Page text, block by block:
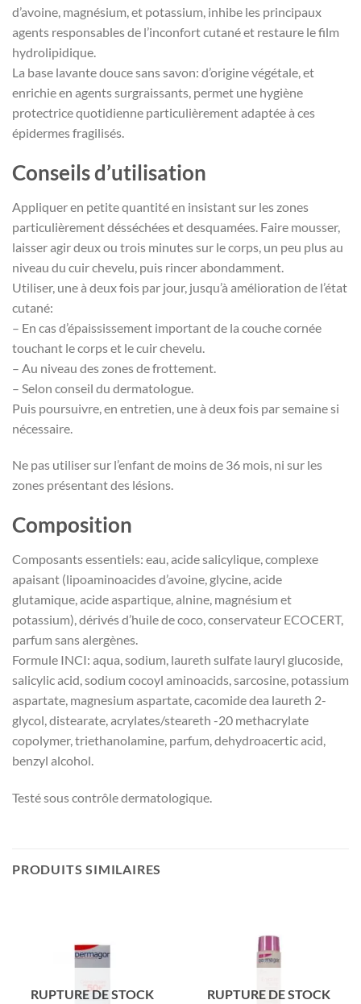
d’avoine, magnésium, et potassium, inhibe les principaux
agents responsables de l’inconfort cutané et restaure le film
hydrolipidique.
La base lavante douce sans savon: d’origine végétale, et
enrichie en agents surgraissants, permet une hygiène
protectrice quotidienne particulièrement adaptée à ces
épidermes fragilisés.
Conseils d’utilisation
Appliquer en petite quantité en insistant sur les zones
particulièrement désséchées et desquamées. Faire mousser,
laisser agir deux ou trois minutes sur le corps, un peu plus au
niveau du cuir chevelu, puis rincer abondamment.
Utiliser, une à deux fois par jour, jusqu’à amélioration de l’état
cutané:
– En cas d’épaississement important de la couche cornée
touchant le corps et le cuir chevelu.
– Au niveau des zones de frottement.
– Selon conseil du dermatologue.
Puis poursuivre, en entretien, une à deux fois par semaine si
nécessaire.
Ne pas utiliser sur l’enfant de moins de 36 mois, ni sur les
zones présentant des lésions.
Composition
Composants essentiels: eau, acide salicylique, complexe
apaisant (lipoaminoacides d’avoine, glycine, acide
glutamique, acide aspartique, alnine, magnésium et
potassium), dérivés d’huile de coco, conservateur ECOCERT,
parfum sans alergènes.
Formule INCI: aqua, sodium, laureth sulfate lauryl glucoside,
salicylic acid, sodium cocoyl aminoacids, sarcosine, potassium
aspartate, magnesium aspartate, cacomide dea laureth 2-
glycol, distearate, acrylates/steareth -20 methacrylate
copolymer, triethanolamine, parfum, dehydroacertic acid,
benzyl alcohol.
Testé sous contrôle dermatologique.
PRODUITS SIMILAIRES
RUPTURE DE STOCK RUPTURE DE STOCK